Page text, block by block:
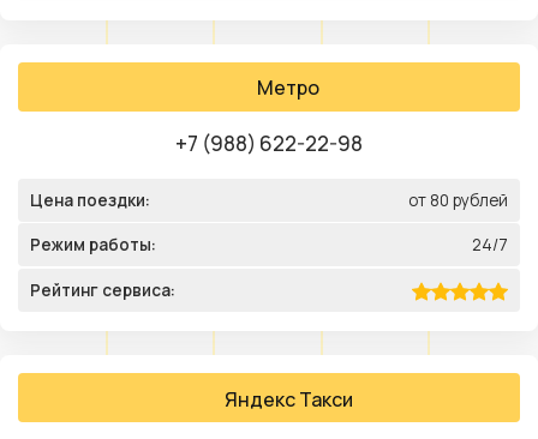
Метро
+7 (988) 622-22-98
Цена поездки: от 80 рублей
Режим работы: 24/7
Рейтинг сервиса:
Яндекс Такси